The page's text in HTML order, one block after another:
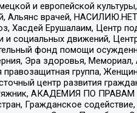
и европейской
Альянс врачей,
Хасдей Ерушалаим, Центр
социальных движений,
фонд помощи
Эра здоровья,
группа,
центр развития
АКАДЕМИЯ ПО
Гражданское